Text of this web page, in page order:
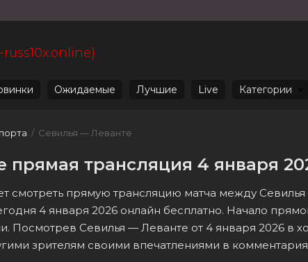
Ожидаемые Лучшие Live Категории
/ Севилья — Леванте
прямая трансляция 4 января
смотреть прямую трансляцию матча между
4 января 2026 онлайн бесплатно. Начало
Посмотрев Севилья — Леванте от 4 января 2026 в
зрителям своими впечатлениями в